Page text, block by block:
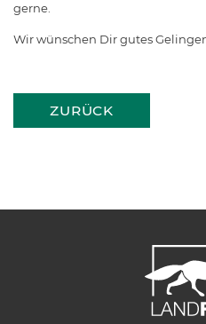
gerne.
Wir wünschen Dir gutes
ZURÜCK